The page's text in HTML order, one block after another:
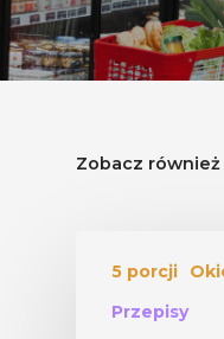
Zobacz również
5 porcji
Przepisy